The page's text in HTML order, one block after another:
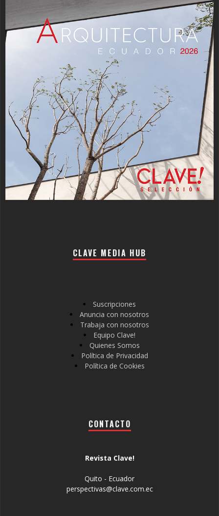
CLAVE MEDIA HUB
Suscripciones
Anuncia con nosotros
Trabaja con nosotros
Equipo Clave!
Quienes Somos
Política de Privacidad
Política de Cookies
CONTACTO
Revista Clave!
Quito - Ecuador
perspectivas@clave.com.ec